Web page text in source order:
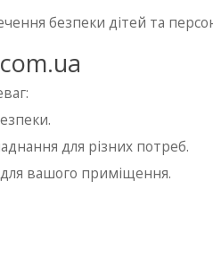
безпеки дітей та
для різних потреб.
вашого приміщення.